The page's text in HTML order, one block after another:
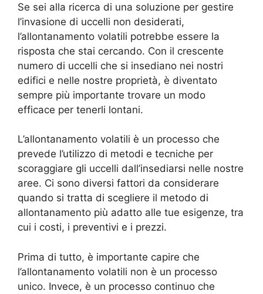
Se sei alla ricerca di una soluzione per gestire
l’invasione di uccelli non desiderati,
l’allontanamento volatili potrebbe essere la
risposta che stai cercando. Con il crescente
numero di uccelli che si insediano nei nostri
edifici e nelle nostre proprietà, è diventato
sempre più importante trovare un modo
efficace per tenerli lontani.
L’allontanamento volatili è un processo che
prevede l’utilizzo di metodi e tecniche per
scoraggiare gli uccelli dall’insediarsi nelle nostre
aree. Ci sono diversi fattori da considerare
quando si tratta di scegliere il metodo di
allontanamento più adatto alle tue esigenze, tra
cui i costi, i preventivi e i prezzi.
Prima di tutto, è importante capire che
l’allontanamento volatili non è un processo
unico. Invece, è un processo continuo che